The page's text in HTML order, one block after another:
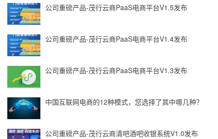
公司重磅产品-茂行云商PaaS电商平台V1.5发布
公司重磅产品-茂行云商PaaS电商平台V1.4发布
公司重磅产品-茂行云商PaaS电商平台V1.3发布
中国互联网电商的12种模式，您选择了其中哪几种？
公司重磅产品-茂行云商清吧酒吧收银系统V1.0发布